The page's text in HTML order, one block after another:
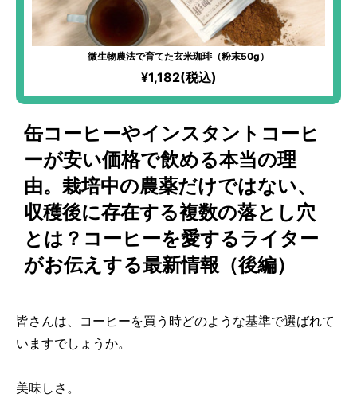
微生物農法で育てた玄米珈琲（粉末50g）
¥1,182(税込)
缶コーヒーやインスタントコーヒ
ーが安い価格で飲める本当の理
由。栽培中の農薬だけではない、
収穫後に存在する複数の落とし穴
とは？コーヒーを愛するライター
がお伝えする最新情報（後編）
皆さんは、コーヒーを買う時どのような基準で選ばれて
いますでしょうか。
美味しさ。